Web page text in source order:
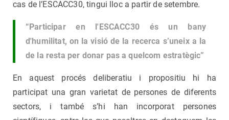
cas de l’ESCACC30, tingui lloc a partir de setembre.
“Participar en l'ESCACC30 és un bany
d'humilitat, on la visió de la recerca s’uneix a la
de la resta per donar pas a quelcom estratègic”
En aquest procés deliberatiu i propositiu hi ha
participat una gran varietat de persones de diferents
sectors, i també s’hi han incorporat persones